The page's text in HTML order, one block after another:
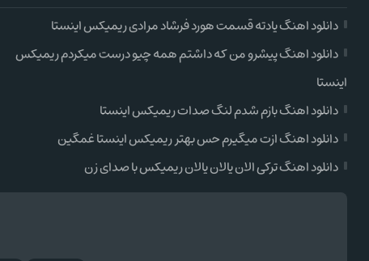
دانلود اهنگ یادته قسمت هورد فرشاد مرادی ریمیکس اینستا
دانلود اهنگ پیشرو من که داشتم همه چیو درست میکردم ریمیکس
اینستا
دانلود اهنگ بازم شدم لنگ صدات ریمیکس اینستا
دانلود اهنگ ازت میگیرم حس بهتر ریمیکس اینستا غمگین
دانلود اهنگ ترکی الان یالان یالان ریمیکس با صدای زن